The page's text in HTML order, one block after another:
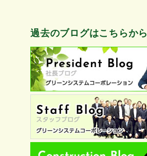
過去のブログはこちらから